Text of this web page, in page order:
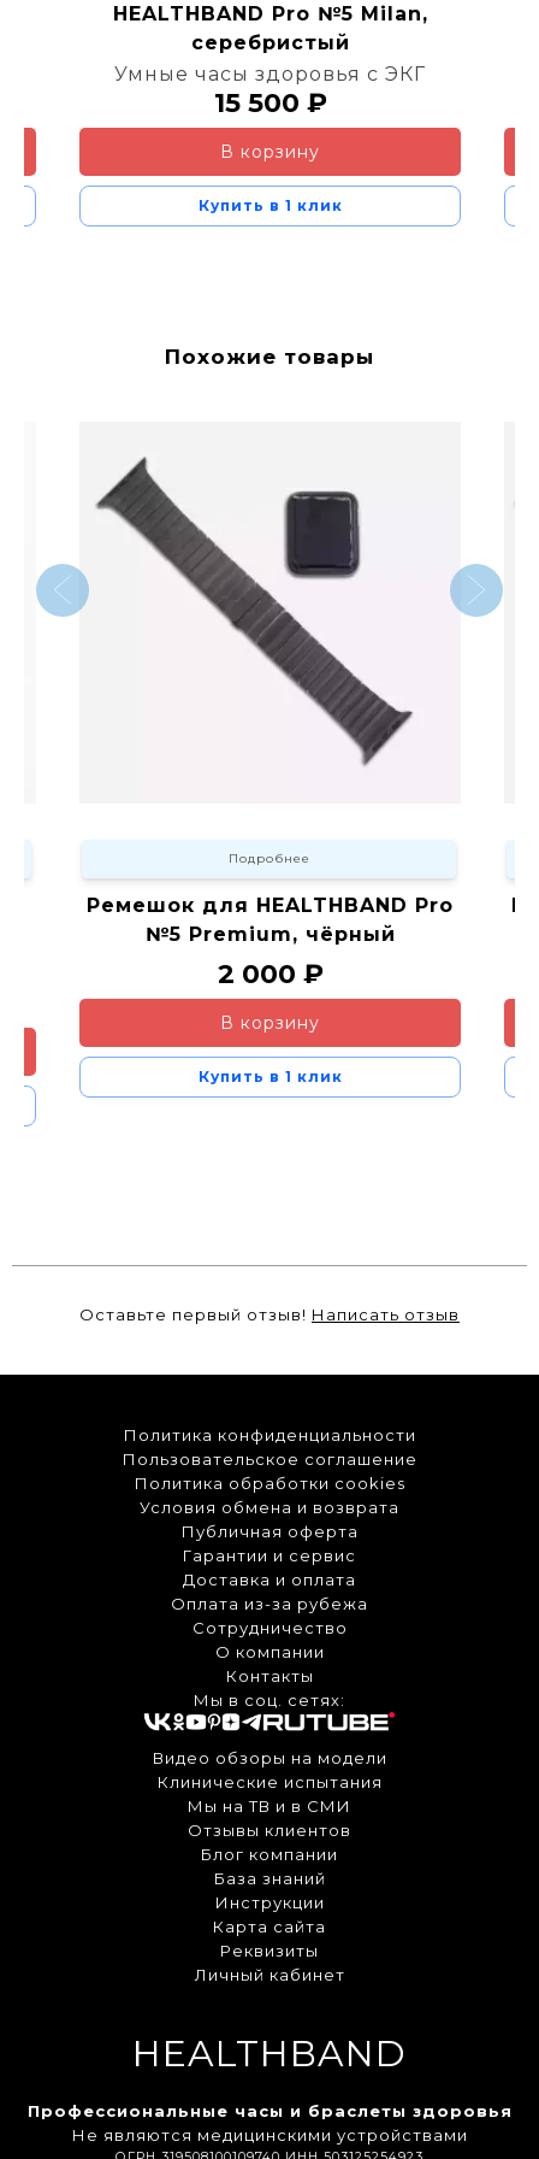
HEALTHBAND Pro №5 Milan,
серебристый
Умные часы здоровья с ЭКГ
15 500 ₽
В корзину
Купить в 1 клик
Похожие товары
Подробнее
Ремешок для HEALTHBAND Pro
№5 Premium, чёрный
2 000 ₽
В корзину
Купить в 1 клик
Оставьте первый отзыв! Написать отзыв
Политика конфиденциальности
Пользовательское соглашение
Политика обработки cookies
Условия обмена и возврата
Публичная оферта
Гарантии и сервис
Доставка и оплата
Оплата из-за рубежа
Сотрудничество
О компании
Контакты
Мы в соц. сетях:
HEALTHBAND
Профессиональные часы и браслеты здоровья
Не являются медицинскими устройствами
Видео обзоры на модели
Клинические испытания
Мы на ТВ и в СМИ
Отзывы клиентов
Блог компании
База знаний
Инструкции
Карта сайта
Реквизиты
Личный кабинет